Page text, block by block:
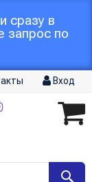
сразу в
запрос по
Вход